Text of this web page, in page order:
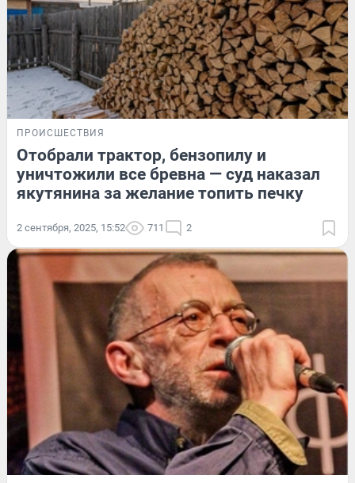
ПРОИСШЕСТВИЯ
Отобрали трактор, бензопилу и
уничтожили все бревна — суд наказал
якутянина за желание топить печку
2 сентября, 2025, 15:52 711 2